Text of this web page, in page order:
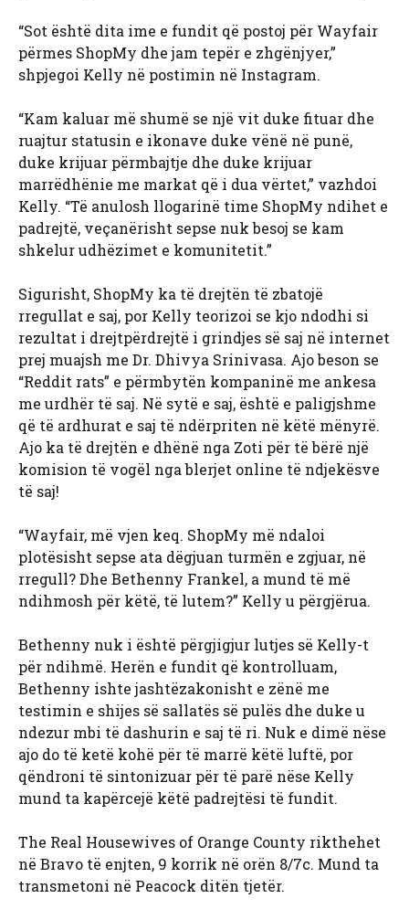
“Sot është dita ime e fundit që postoj për Wayfair
përmes ShopMy dhe jam tepër e zhgënjyer,”
shpjegoi Kelly në postimin në Instagram.
“Kam kaluar më shumë se një vit duke fituar dhe
ruajtur statusin e ikonave duke vënë në punë,
duke krijuar përmbajtje dhe duke krijuar
marrëdhënie me markat që i dua vërtet,” vazhdoi
Kelly. “Të anulosh llogarinë time ShopMy ndihet e
padrejtë, veçanërisht sepse nuk besoj se kam
shkelur udhëzimet e komunitetit.”
Sigurisht, ShopMy ka të drejtën të zbatojë
rregullat e saj, por Kelly teorizoi se kjo ndodhi si
rezultat i drejtpërdrejtë i grindjes së saj në internet
prej muajsh me Dr. Dhivya Srinivasa. Ajo beson se
“Reddit rats” e përmbytën kompaninë me ankesa
me urdhër të saj. Në sytë e saj, është e paligjshme
që të ardhurat e saj të ndërpriten në këtë mënyrë.
Ajo ka të drejtën e dhënë nga Zoti për të bërë një
komision të vogël nga blerjet online të ndjekësve
të saj!
“Wayfair, më vjen keq. ShopMy më ndaloi
plotësisht sepse ata dëgjuan turmën e zgjuar, në
rregull? Dhe Bethenny Frankel, a mund të më
ndihmosh për këtë, të lutem?” Kelly u përgjërua.
Bethenny nuk i është përgjigjur lutjes së Kelly-t
për ndihmë. Herën e fundit që kontrolluam,
Bethenny ishte jashtëzakonisht e zënë me
testimin e shijes së sallatës së pulës dhe duke u
ndezur mbi të dashurin e saj të ri. Nuk e dimë nëse
ajo do të ketë kohë për të marrë këtë luftë, por
qëndroni të sintonizuar për të parë nëse Kelly
mund ta kapërcejë këtë padrejtësi të fundit.
The Real Housewives of Orange County rikthehet
në Bravo të enjten, 9 korrik në orën 8/7c. Mund ta
transmetoni në Peacock ditën tjetër.